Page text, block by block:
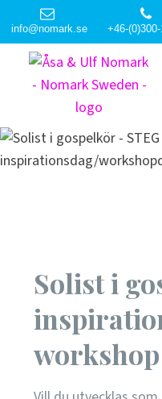
info@nomark.se +46-
Solist i
workshop